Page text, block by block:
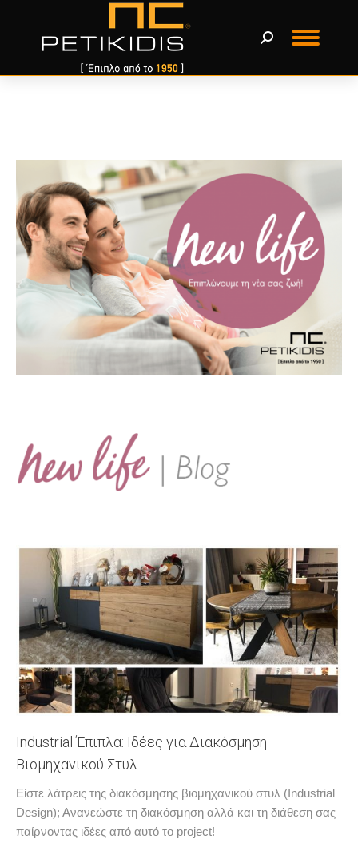
Industrial Έπιπλα: Ιδέες για Διακόσμηση
Βιομηχανικού Στυλ
Είστε λάτρεις της διακόσμησης βιομηχανικού στυλ (Industrial
Design); Ανανεώστε τη διακόσμηση αλλά και τη διάθεση σας
παίρνοντας ιδέες από αυτό το project!